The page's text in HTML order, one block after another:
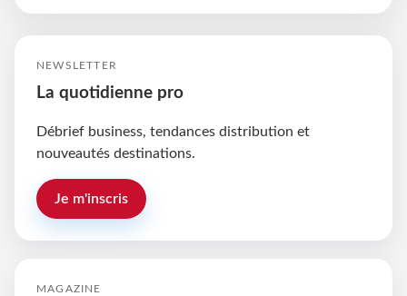
NEWSLETTER
La quotidienne pro
Débrief business, tendances distribution et
nouveautés destinations.
Je m'inscris
MAGAZINE